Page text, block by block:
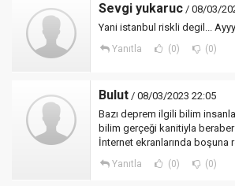
Sevgi yukaruc / 08/03/
Yani istanbul riskli degil...
Yanıtla (0) (0)
Bulut / 08/03/2023 22:05
Bazı deprem ilgili bilim
bilim gerçeği kanitiyla beraber
İnternet ekranlarında boşuna
Yanıtla (0) (0)